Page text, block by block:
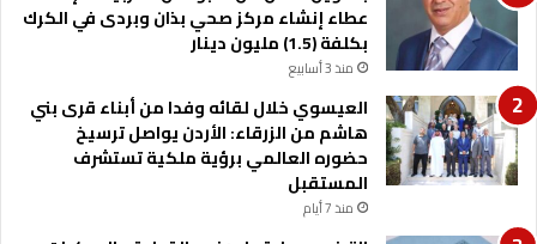
ل
م
ا
ل
ع
ا
ل
م
ا
ء
ا
ل
ل
و
ج
ت
عطاء إنشاء مركز صحي بذان وبردى في الكرك
بكلفة (1.5) مليون دينار
منذ 3 أسابيع
العيسوي خلال لقائه وفدا من أبناء قرى بني
هاشم من الزرقاء: الأردن يواصل ترسيخ
حضوره العالمي برؤية ملكية تستشرف
المستقبل
منذ 7 أيام